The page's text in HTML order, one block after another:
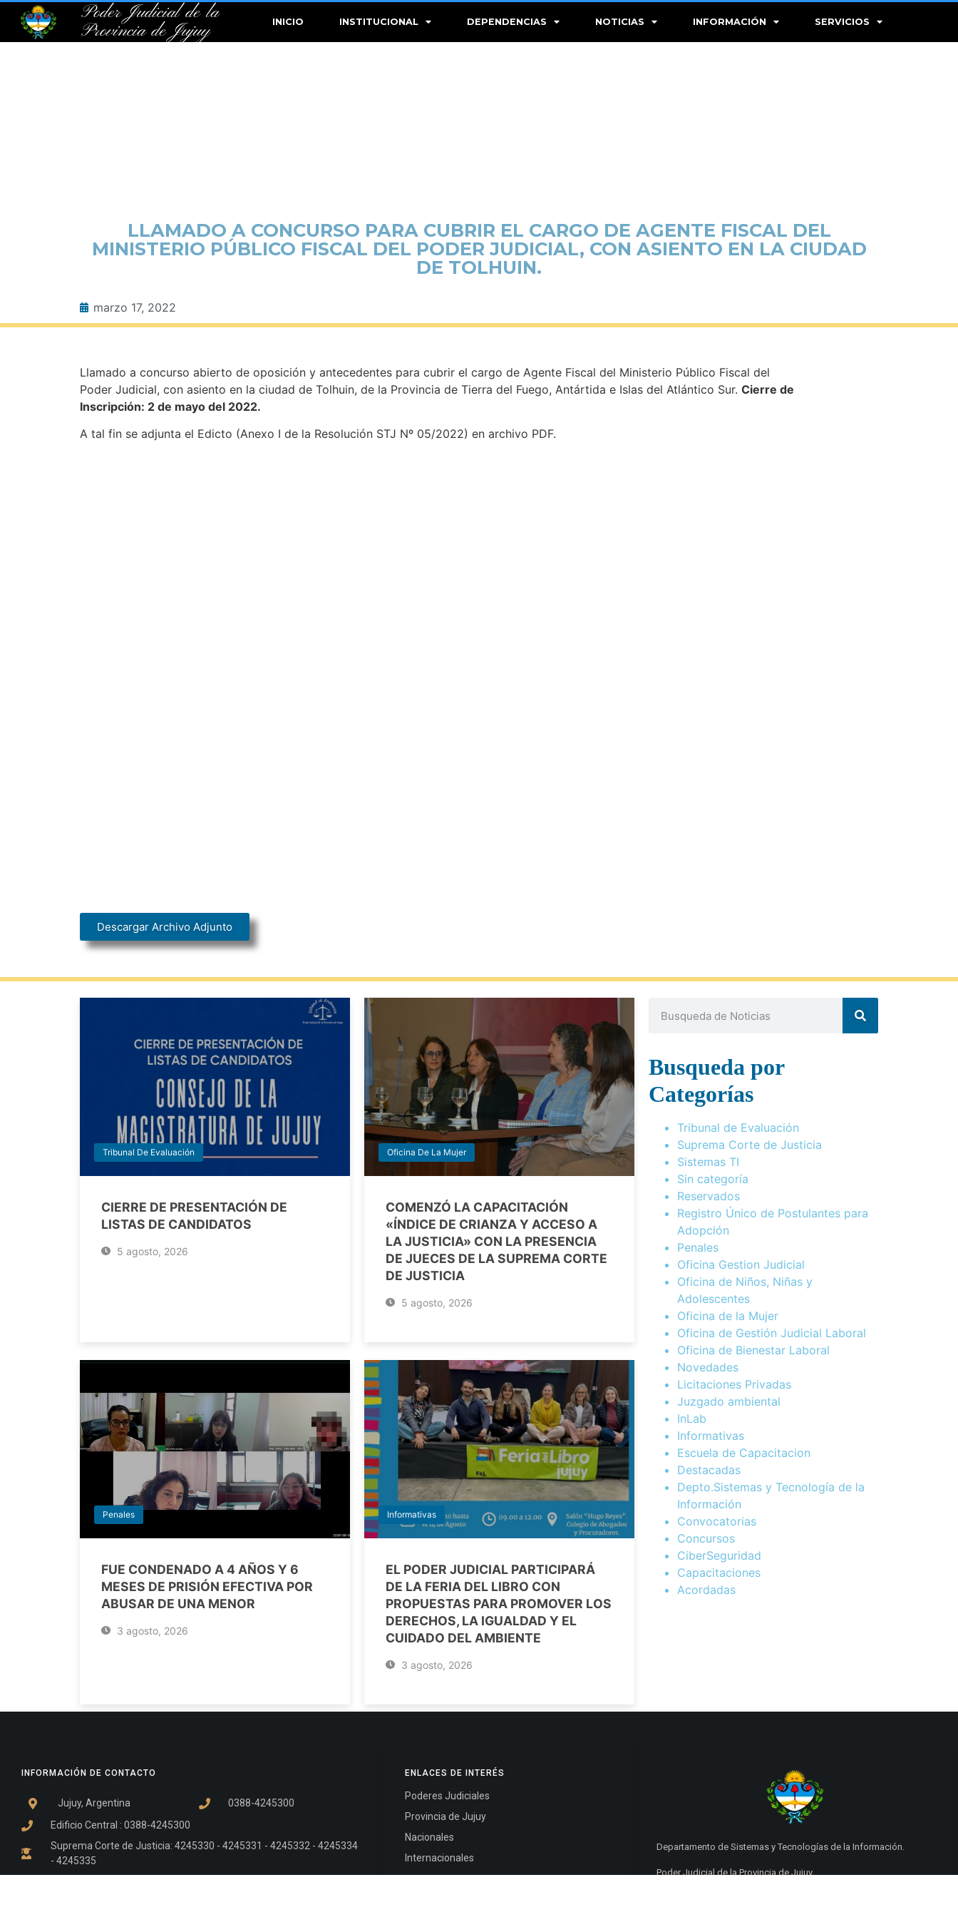
Poder Judicial de la
Provincia de Jujuy
INICIO INSTITUCIONAL DEPENDENCIAS NOTICIAS INFORMACIÓN SERVICIOS
LLAMADO A CONCURSO PARA CUBRIR EL CARGO DE AGENTE FISCAL DEL
MINISTERIO PÚBLICO FISCAL DEL PODER JUDICIAL, CON ASIENTO EN LA CIUDAD
DE TOLHUIN.
marzo 17, 2022
Llamado a concurso abierto de oposición y antecedentes para cubrir el cargo de Agente Fiscal del Ministerio Público Fiscal del
Poder Judicial, con asiento en la ciudad de Tolhuin, de la Provincia de Tierra del Fuego, Antártida e Islas del Atlántico Sur. Cierre de
Inscripción: 2 de mayo del 2022.
A tal fin se adjunta el Edicto (Anexo I de la Resolución STJ Nº 05/2022) en archivo PDF.
Descargar Archivo Adjunto
Tribunal De Evaluación
CIERRE DE PRESENTACIÓN DE
LISTAS DE CANDIDATOS
5 agosto, 2026
Oficina De La Mujer
COMENZÓ LA CAPACITACIÓN
«ÍNDICE DE CRIANZA Y ACCESO A
LA JUSTICIA» CON LA PRESENCIA
DE JUECES DE LA SUPREMA CORTE
DE JUSTICIA
5 agosto, 2026
Penales
FUE CONDENADO A 4 AÑOS Y 6
MESES DE PRISIÓN EFECTIVA POR
ABUSAR DE UNA MENOR
3 agosto, 2026
Informativas
EL PODER JUDICIAL PARTICIPARÁ
DE LA FERIA DEL LIBRO CON
PROPUESTAS PARA PROMOVER LOS
DERECHOS, LA IGUALDAD Y EL
CUIDADO DEL AMBIENTE
3 agosto, 2026
Busqueda por
Categorías
Tribunal de Evaluación
Suprema Corte de Justicia
Sistemas TI
Sin categoría
Reservados
Registro Único de Postulantes para
Adopción
Penales
Oficina Gestion Judicial
Oficina de Niños, Niñas y
Adolescentes
Oficina de la Mujer
Oficina de Gestión Judicial Laboral
Oficina de Bienestar Laboral
Novedades
Licitaciones Privadas
Juzgado ambiental
InLab
Informativas
Escuela de Capacitacion
Destacadas
Depto.Sistemas y Tecnología de la
Información
Convocatorias
Concursos
CiberSeguridad
Capacitaciones
Acordadas
INFORMACIÓN DE CONTACTO
Jujuy, Argentina
0388-4245300
Edificio Central : 0388-4245300
Suprema Corte de Justicia: 4245330 - 4245331 - 4245332 - 4245334
- 4245335
ENLACES DE INTERÉS
Poderes Judiciales
Provincia de Jujuy
Nacionales
Internacionales
Departamento de Sistemas y Tecnologías de la Información.
Poder Judicial de la Provincia de Jujuy